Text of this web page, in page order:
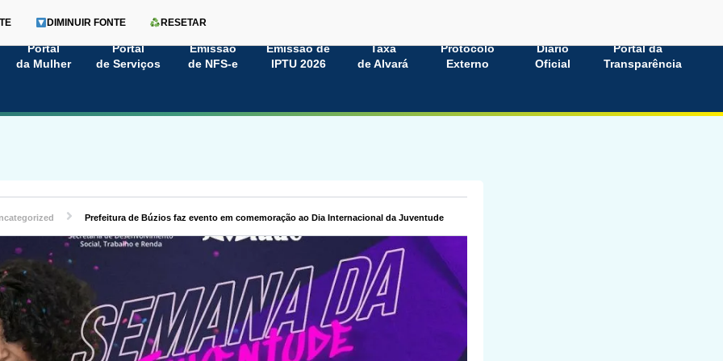
Portal
da Mulher
Portal
de Serviços
Emissão
de NFS-e
Emissão de
IPTU 2026
Taxa
de Alvará
Protocolo
Externo
Diário
Oficial
Portal da
Transparência
DIMINUIR FONTE RESETAR
Prefeitura de Búzios faz evento em comemoração ao Dia Internacional da Juventude